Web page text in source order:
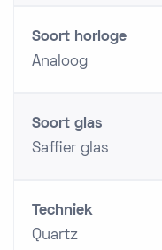
Soort horloge
Analoog
Soort glas
Saffier glas
Techniek
Quartz